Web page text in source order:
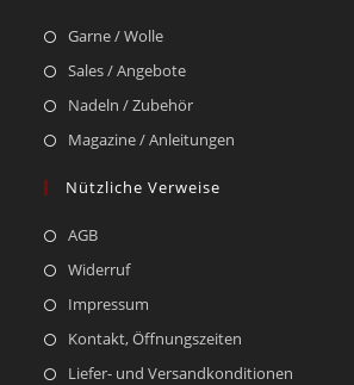
Garne / Wolle
Sales / Angebote
Nadeln / Zubehör
Magazine / Anleitungen
Nützliche Verweise
AGB
Widerruf
Impressum
Kontakt, Öffnungszeiten
Liefer- und Versandkonditionen